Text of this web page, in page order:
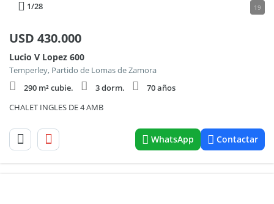
1/28 19
USD 430.000
Lucio V Lopez 600
Temperley, Partido de Lomas de Zamora
290 m² cubie.
3 dorm.
70 años
CHALET INGLES DE 4 AMB
WhatsApp Contactar